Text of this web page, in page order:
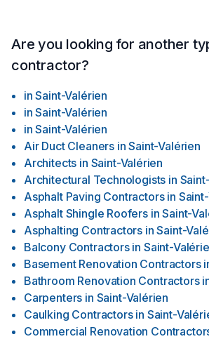
Are you looking for another
contractor?
in Saint-Valérien
in Saint-Valérien
in Saint-Valérien
Air Duct Cleaners in Saint-Valérien
Architects in Saint-Valérien
Architectural Technologists in
Asphalt Paving Contractors in
Asphalt Shingle Roofers in Saint-
Asphalting Contractors in Saint-
Balcony Contractors in Saint-
Basement Renovation Contractors
Bathroom Renovation Contractors
Carpenters in Saint-Valérien
Caulking Contractors in Saint-
Commercial Renovation